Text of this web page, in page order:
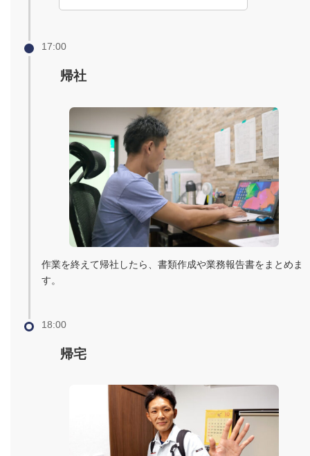
17:00
帰社
作業を終えて帰社したら、書類作成や業務報告書をまとめま
す。
18:00
帰宅